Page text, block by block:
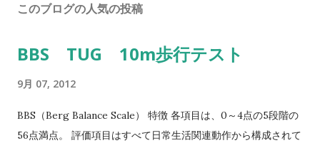
このブログの人気の投稿
BBS TUG 10m歩行テスト
9月 07, 2012
BBS（Berg Balance Scale） 特徴 各項目は、0～4点の5段階の
56点満点。 評価項目はすべて日常生活関連動作から構成されて